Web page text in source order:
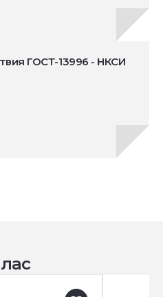
ГОСТ-13996 - НКСИ